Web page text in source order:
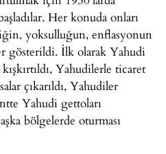
Her konuda onları
yoksulluğun, enflasyonun
gösterildi. İlk olarak Yahudi
Yahudilerle ticaret
çıkarıldı, Yahudiler
Yahudi gettoları
bölgelerde oturması